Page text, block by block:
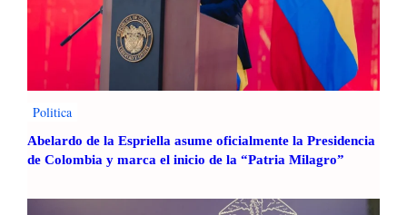
Politica
Abelardo de la Espriella asume oficialmente la Presidencia
de Colombia y marca el inicio de la “Patria Milagro”